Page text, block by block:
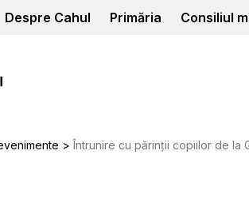
Despre Cahul Primăria Consiliul
Întrunire cu părinții copiilor de la Grădinița